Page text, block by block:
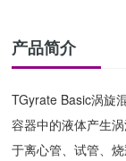
产品简介
TGyrate Basic涡旋
容器中的液体产生
于离心管、试管、